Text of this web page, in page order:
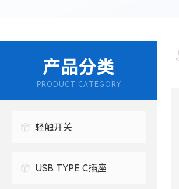
产品分类
PRODUCT CATEGORY
轻触开关
USB TYPE C插座